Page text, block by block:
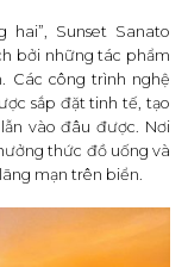
hai”, Sunset Sanato
bởi những tác phẩm
Các công trình nghệ
sắp đặt tinh tế, tạo
vào đâu được. Nơi
thức đồ uống và
mạn trên biển.